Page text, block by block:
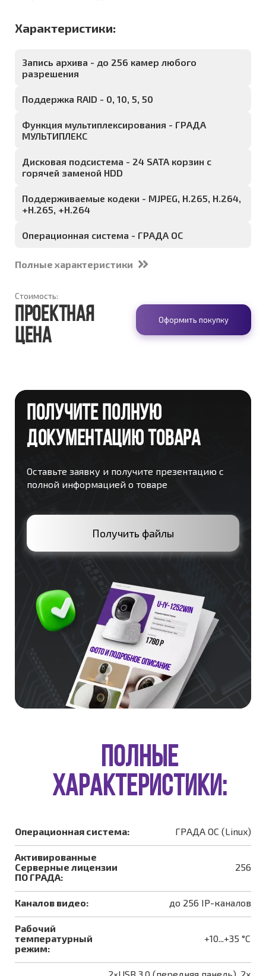
Характеристики:
Запись архива - до 256 камер любого
разрешения
Поддержка RAID - 0, 10, 5, 50
Функция мультиплексирования - ГРАДА
МУЛЬТИПЛЕКС
Дисковая подсистема - 24 SATA корзин с
горячей заменой HDD
Поддерживаемые кодеки - MJPEG, H.265, H.264,
+H.265, +H.264
Операционная система - ГРАДА ОС
Полные характеристики
Стоимость:
Проектная
цена
Оформить покупку
ПОЛУЧИТЕ ПОЛНУЮ
ДОКУМЕНТАЦИЮ ТОВАРА
Оставьте заявку и получите презентацию с
полной информацией о товаре
Получить файлы
ПОЛНЫЕ
ХАРАКТЕРИСТИКИ:
Операционная система: ГРАДА ОС (Linux)
Активированные
Серверные лицензии
ПО ГРАДА:
256
Каналов видео: до 256 IP-каналов
Рабочий
температурный
режим:
+10...+35 °С
2×USB 3.0 (передняя панель), 2x